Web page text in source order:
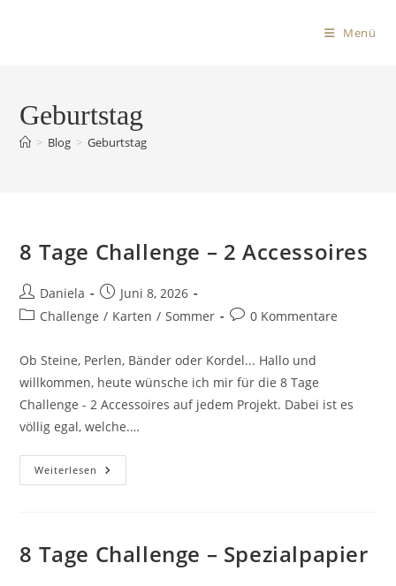
Menü
Geburtstag
> Blog > Geburtstag
8 Tage Challenge – 2 Accessoires
Daniela
Juni 8, 2026
Challenge / Karten / Sommer 0 Kommentare
Ob Steine, Perlen, Bänder oder Kordel... Hallo und
willkommen, heute wünsche ich mir für die 8 Tage
Challenge - 2 Accessoires auf jedem Projekt. Dabei ist es
völlig egal, welche.…
Weiterlesen
8 Tage Challenge – Spezialpapier